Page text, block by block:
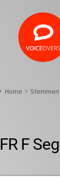
Home Stemmen
FR F